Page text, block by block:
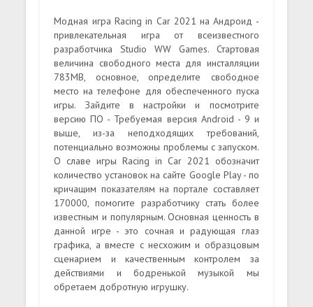
Модная игра Racing in Car 2021 на Андроид -
привлекательная игра от всеизвестного
разработчика Studio WW Games. Стартовая
величина свободного места для инсталляции
783MB, основное, определите свободное
место на телефоне для обеспеченного пуска
игры. Зайдите в настройки и посмотрите
версию ПО - Требуемая версия Android - 9 и
выше, из-за неподходящих требований,
потенциально возможны проблемы с запуском.
О славе игры Racing in Car 2021 обозначит
количество установок на сайте Google Play - по
кричащим показателям на портале составляет
170000, помогите разработчику стать более
известным и популярным. Основная ценность в
данной игре - это сочная и радующая глаз
графика, а вместе с несхожим и образцовым
сценарием и качественным контролем за
действиями и бодренькой музыкой мы
обретаем добротную игрушку.